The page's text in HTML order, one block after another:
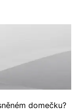
domečku?